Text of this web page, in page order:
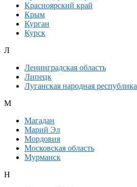
Красноярский край
Крым
Курган
Курск
Л
Ленинградская область
Липецк
Луганская народная республика
М
Магадан
Марий Эл
Мордовия
Московская область
Мурманск
Н